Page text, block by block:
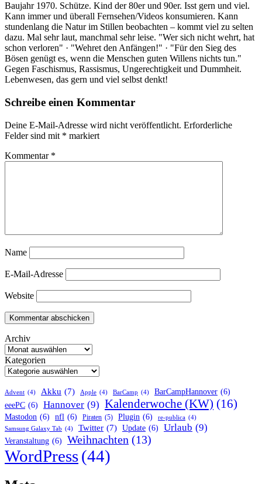
Baujahr 1970. Schütze. Kind der 80er und 90er. Isst gern und viel.
Kann immer und überall Fernsehen/Videos konsumieren. Kann
stundenlang die Natur im Stillen beobachten – kommt viel zu selten
dazu. Mal sehr laut, manchmal sehr leise. "Wer sich nicht wehrt, hat
schon verloren" · "Wehret den Anfängen!" · "Für den Sieg des
Bösen genügt es, wenn die Menschen guten Willens nichts tun."
Gegen Faschismus, Rassismus, Ungerechtigkeit und Dummheit.
Lebenwesen, das gern und viel selbst denkt!
Schreibe einen Kommentar
Deine E-Mail-Adresse wird nicht veröffentlicht. Erforderliche
Felder sind mit * markiert
Kommentar *
Name
E-Mail-Adresse
Website
Archiv
Kategorien
Advent (4) Akku (7) Apple (4) BarCamp (4) BarCampHannover (6)
eeePC (6) Hannover (9) Kalenderwoche (KW) (16)
Mastodon (6) nfl (6) Piraten (5) Plugin (6) re-publica (4)
Samsung Galaxy Tab (4) Twitter (7) Update (6) Urlaub (9)
Veranstaltung (6) Weihnachten (13)
WordPress(44)